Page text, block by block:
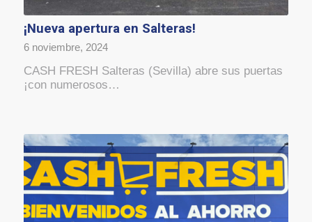
¡Nueva apertura en Salteras!
6 noviembre, 2024
CASH FRESH Salteras (Sevilla) abre sus puertas
¡con numerosos…